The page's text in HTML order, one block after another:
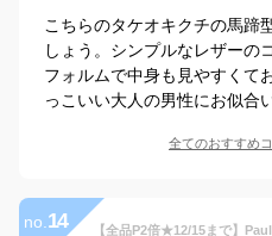
こちらのタケオキクチの馬蹄
しょう。シンプルなレザーの
フォルムで中身も見やすくて
っこいい大人の男性にお似合
全てのおすすめ
no. 14